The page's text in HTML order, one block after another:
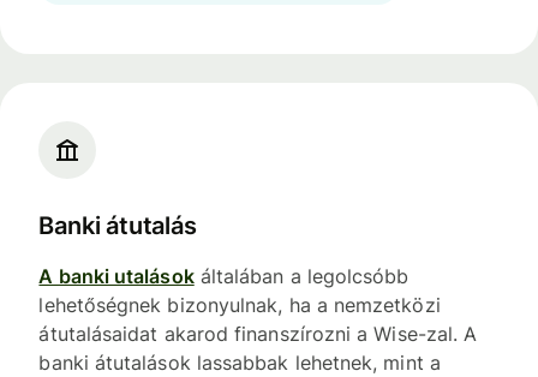
Banki átutalás
A banki utalásokáltalában a legolcsóbb
lehetőségnek bizonyulnak, ha a nemzetközi
átutalásaidat akarod finanszírozni a Wise-zal. A
banki átutalások lassabbak lehetnek, mint a